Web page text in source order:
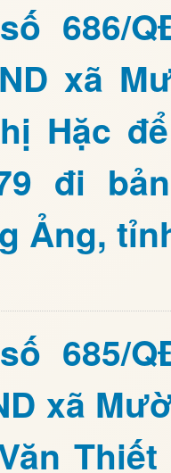
686/
xã
Hặc
đi
Ảng,
685/
xã